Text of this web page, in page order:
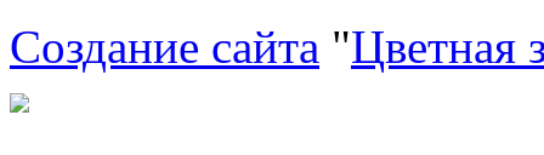
Создание сайта "Цветная